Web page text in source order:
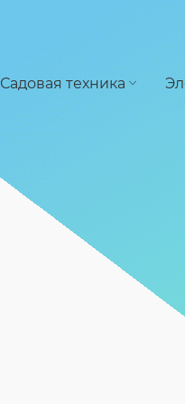
Садовая техника